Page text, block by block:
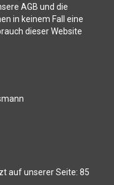
AGB und die
in keinem Fall eine
dieser Website
auf unserer Seite: 85